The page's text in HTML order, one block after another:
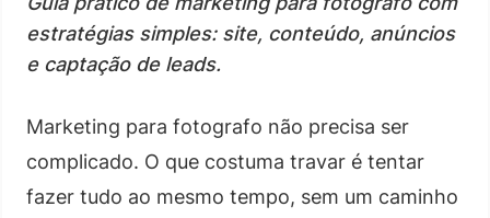
estratégias simples: site, conteúdo, anúncios
e captação de leads.
Marketing para fotografo não precisa ser
complicado. O que costuma travar é tentar
fazer tudo ao mesmo tempo, sem um caminho